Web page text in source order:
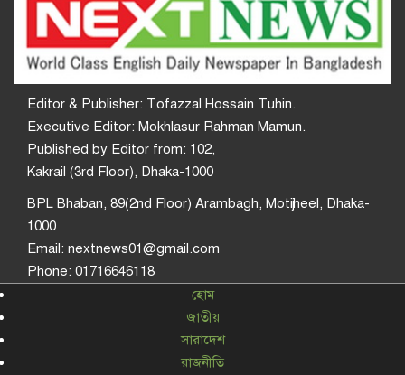
Editor & Publisher: Tofazzal Hossain Tuhin.
Executive Editor: Mokhlasur Rahman Mamun.
Published by Editor from: 102,
Kakrail (3rd Floor), Dhaka-1000
BPL Bhaban, 89(2nd Floor) Arambagh, Motijheel, Dhaka-
1000
Email: nextnews01@gmail.com
Phone: 01716646118
হোম
জাতীয়
সারাদেশ
রাজনীতি